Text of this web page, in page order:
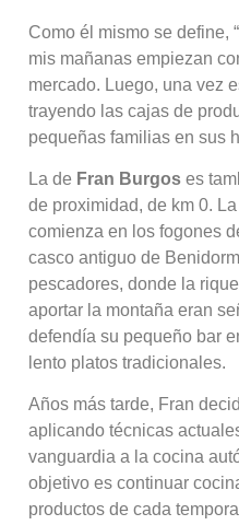
Como él mismo se define,
mis mañanas empiezan
mercado. Luego, una vez
trayendo las cajas de
pequeñas familias en sus
La de Fran Burgos es
de proximidad, de km 0.
comienza en los fogones
casco antiguo de
pescadores, donde la
aportar la montaña eran
defendía su pequeño bar
lento platos tradicionales.
Años más tarde, Fran
aplicando técnicas
vanguardia a la cocina
objetivo es continuar
productos de cada